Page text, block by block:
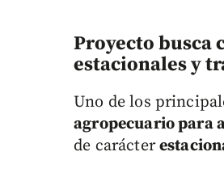
Proyecto busca
estacionales y
Uno de los
agropecuario para
de carácter